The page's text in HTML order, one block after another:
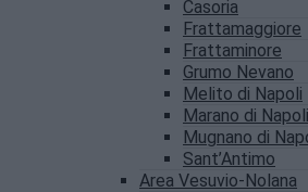
Casoria
Frattamaggiore
Frattaminore
Grumo Nevano
Melito di Napoli
Marano di Napoli
Mugnano di
Sant’Antimo
Area Vesuvio-Nolana